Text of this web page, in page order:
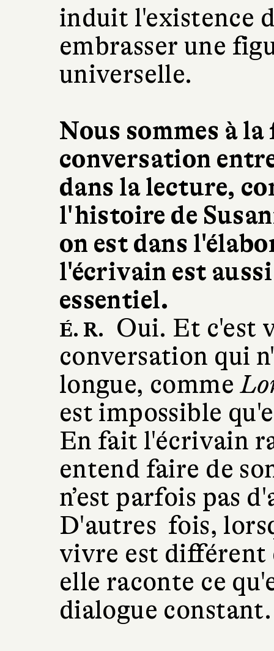
induit l'existence
embrasser une
universelle.
Nous sommes à
conversation
dans la lecture,
l'histoire de
on est dans
l'écrivain est
essentiel.
É. R.
Oui. Et c'est
conversation qui
longue, comme
est impossible
En fait l'écrivain
entend faire de
n’est parfois pas
D'autres fois,
vivre est différent
elle raconte ce
dialogue constant.